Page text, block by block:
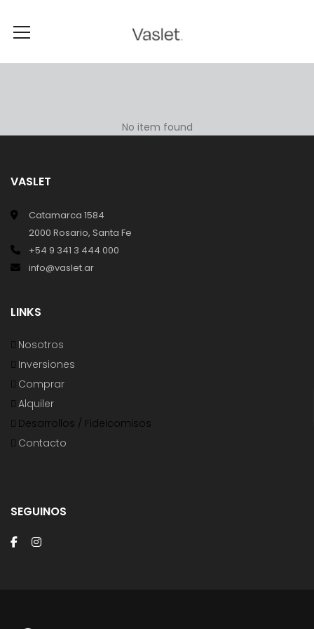
No item found
VASLET
Catamarca 1584
2000 Rosario, Santa Fe
+54 9 341 3 444 000
info@vaslet.ar
LINKS
Nosotros
Inversiones
Comprar
Alquiler
Desarrollos / Fideicomisos
Contacto
SEGUINOS